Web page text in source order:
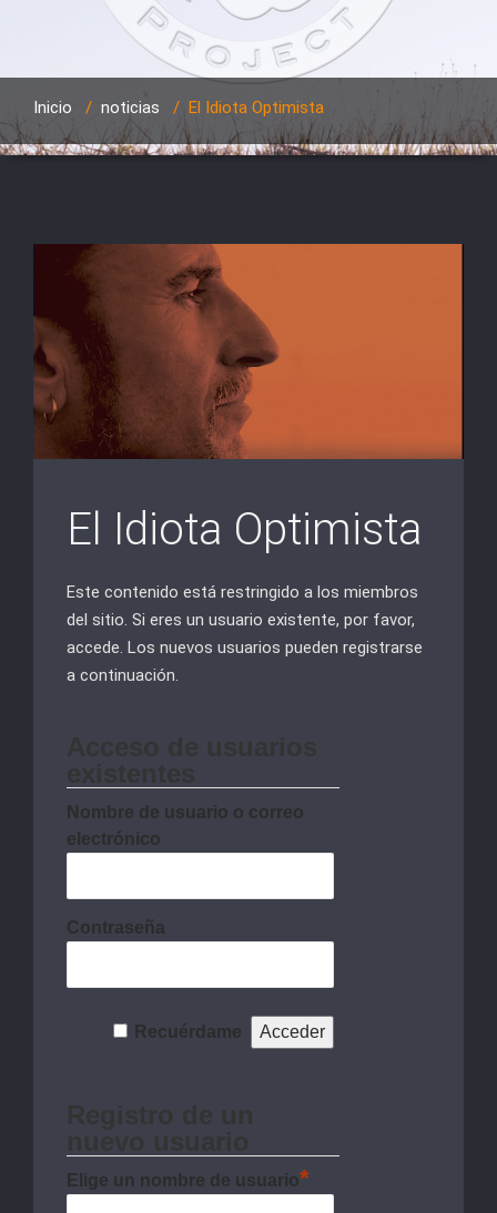
Inicio / noticias / El Idiota Optimista
El Idiota Optimista
Este contenido está restringido a los miembros
del sitio. Si eres un usuario existente, por favor,
accede. Los nuevos usuarios pueden registrarse
a continuación.
Nombre de usuario o correo
electrónico
Contraseña
Recuérdame
Elige un nombre de usuario*